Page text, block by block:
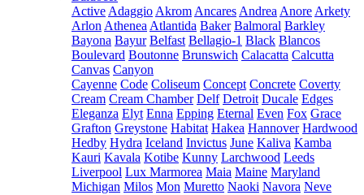
Active Adaggio Akrom Ancares Andrea Anore Arkety
Arlon Athenea Atlantida Baker Balmoral Barkley
Bayona Bayur Belfast Bellagio-1 Black Blancos
Boulevard Boutonne Brunswich Calacatta Calcutta
Canvas Canyon
Cayenne Code Coliseum Concept Concrete Coverty
Cream Cream Chamber Delf Detroit Ducale Edges
Eleganza Elyt Enna Epping Eternal Even Fox Grace
Grafton Greystone Habitat Hakea Hannover Hardwood
Hedby Hydra Iceland Invictus June Kaliva Kamba
Kauri Kavala Kotibe Kunny Larchwood Leeds
Liverpool Lux Marmorea Maia Maine Maryland
Michigan Milos Mon Muretto Naoki Navora Neve